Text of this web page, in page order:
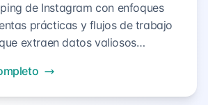
de Instagram con enfoques
prácticas y flujos de trabajo
extraen datos valiosos
plataforma.